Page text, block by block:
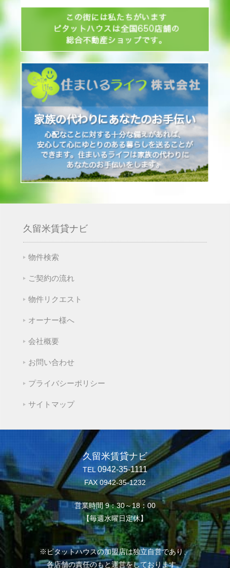
久留米賃貸ナビ
物件検索
ご契約の流れ
物件リクエスト
オーナー様へ
会社概要
お問い合わせ
プライバシーポリシー
サイトマップ
久留米賃貸ナビ
TEL 0942-35-1111
FAX 0942-35-1232
営業時間 9：30～18：00
【毎週水曜日定休】
※ピタットハウスの加盟店は独立自営であり、
各店舗の責任のもと運営をしております。